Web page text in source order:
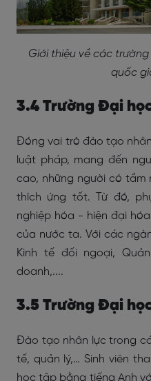
Giới thiệu về các
quốc
3.4 Trường Đại
Đóng vai trò đào tạo
luật pháp, mang đến
cao, những người có tầm
thích ứng tốt. Từ đó,
nghiệp hóa - hiện đại
của nước ta. Với các
Kinh tế đối ngoại,
doanh,....
3.5 Trường Đại
Đào tạo nhân lực trong
tế, quản lý,… Sinh viên
học tập bằng tiếng Anh